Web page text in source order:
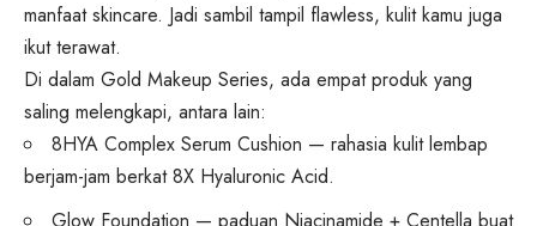
manfaat skincare. Jadi sambil tampil flawless, kulit kamu juga
ikut terawat.
Di dalam Gold Makeup Series, ada empat produk yang
saling melengkapi, antara lain:
8HYA Complex Serum Cushion — rahasia kulit lembap
berjam-jam berkat 8X Hyaluronic Acid.
Glow Foundation — paduan Niacinamide + Centella buat